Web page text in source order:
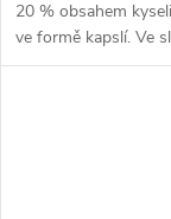
20 % obsahem
ve formě kapslí. Ve
najdete extrakt z